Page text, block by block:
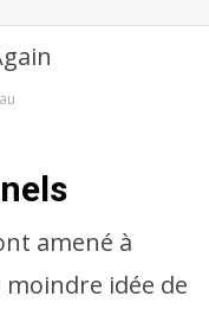
amené à
moindre idée de